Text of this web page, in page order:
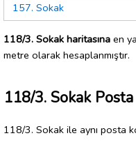
157. Sokak
118/3. Sokak haritasına en
metre olarak hesaplanmıştır.
118/3. Sokak
118/3. Sokak ile aynı posta